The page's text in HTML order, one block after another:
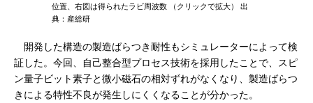
位置、右図は得られたラビ周波数 （クリックで拡大） 出
典：産総研
開発した構造の製造ばらつき耐性もシミュレーターによって検
証した。今回、自己整合型プロセス技術を採用したことで、スピ
ン量子ビット素子と微小磁石の相対ずれがなくなり、製造ばらつ
きによる特性不良が発生しにくくなることが分かった。